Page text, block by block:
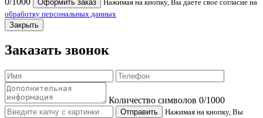
Оформить заказ
Нажимая на кнопку, Вы даете свое согласие на
обработку персональных данных
Закрыть
Заказать звонок
Количество символов 0/1000
Отправить
Нажимая на кнопку, Вы